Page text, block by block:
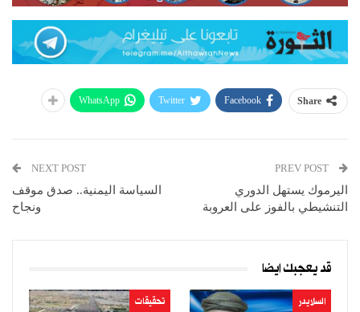
Share
Facebook
Twitter
WhatsApp
اليرموك يستهل الدوري
التنشيطي بالفوز على العروبة
NEXT POST
السياسة اليمنية.. صدق موقف
ونجاح
قد يعجبك ايضا
السلايدر تحقيقات